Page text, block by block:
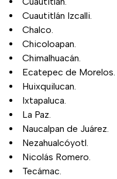
Cuautitlán Izcalli.
Chalco.
Chicoloapan.
Chimalhuacán.
Ecatepec de Morelos.
Huixquilucan.
Ixtapaluca.
La Paz.
Naucalpan de Juárez.
Nezahualcóyotl.
Nicolás Romero.
Tecámac.